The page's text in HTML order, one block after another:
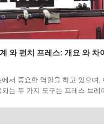
와 펀치 프레스: 개요 와 차
서 중요한 역할을 하고 있으며,
는 두 가지 도구는 프레스 브레